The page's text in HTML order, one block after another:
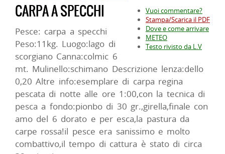
Vuoi commentare?
Stampa/Scarica il PDF
Dove e come arrivare
METEO
Testo rivisto da L.V
CARPA A SPECCHI
Pesce: carpa a specchi
Peso:11kg. Luogo:lago di
scorgiano Canna:colmic 6
mt. Mulinello:schimano Descrizione lenza:dello
0,20 Altre info:esemplare di carpa regina
pescata di notte alle ore 1:00,con la tecnica di
pesca a fondo:pionbo di 30 gr.,girella,finale con
amo del 6 dorato e per esca,la pastura da
carpe rossa!il pesce era sanissimo e molto
combattivo,il tempo di cattura è stato di circa